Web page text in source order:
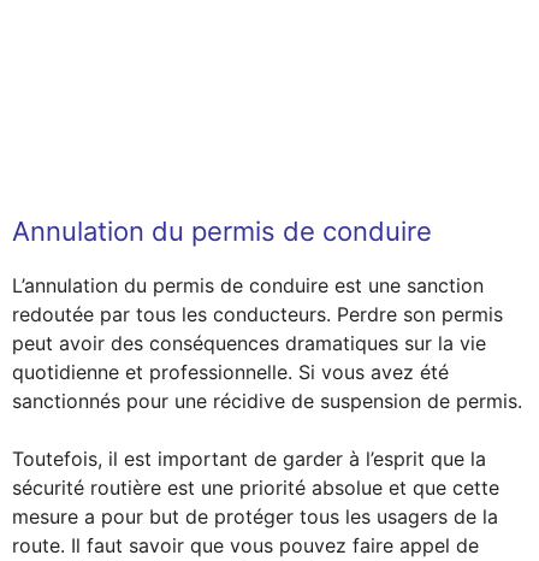
Annulation du permis de conduire
L’annulation du permis de conduire est une sanction
redoutée par tous les conducteurs. Perdre son permis
peut avoir des conséquences dramatiques sur la vie
quotidienne et professionnelle. Si vous avez été
sanctionnés pour une récidive de suspension de permis.
Toutefois, il est important de garder à l’esprit que la
sécurité routière est une priorité absolue et que cette
mesure a pour but de protéger tous les usagers de la
route. Il faut savoir que vous pouvez faire appel de